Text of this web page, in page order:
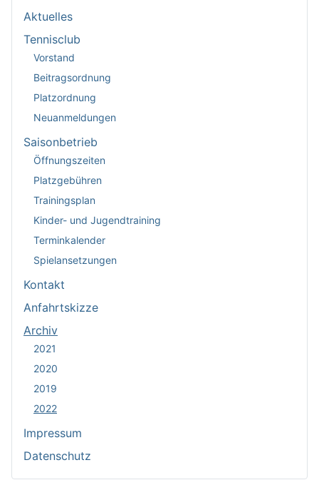
Aktuelles
Tennisclub
Vorstand
Beitragsordnung
Platzordnung
Neuanmeldungen
Saisonbetrieb
Öffnungszeiten
Platzgebühren
Trainingsplan
Kinder- und Jugendtraining
Terminkalender
Spielansetzungen
Kontakt
Anfahrtskizze
Archiv
2021
2020
2019
2022
Impressum
Datenschutz